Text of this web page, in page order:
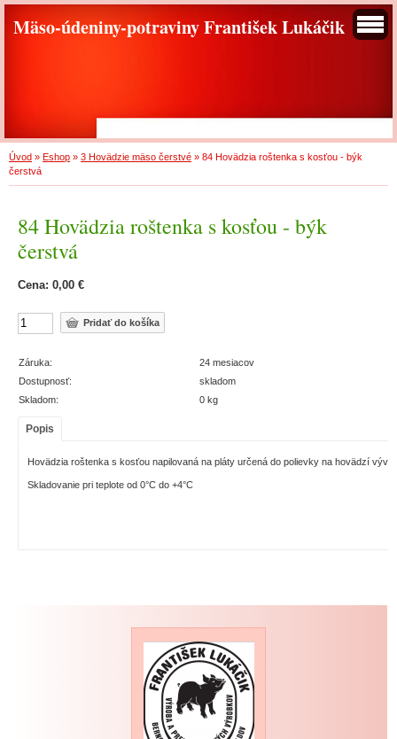
Mäso-údeniny-potraviny František Lukáčik
Úvod » Eshop » 3 Hovädzie mäso čerstvé » 84 Hovädzia roštenka s kosťou - býk
čerstvá
84 Hovädzia roštenka s kosťou - býk
čerstvá
Cena: 0,00 €
Záruka:
24 mesiacov
Dostupnosť:
skladom
Skladom:
0 kg
Popis
Hovädzia roštenka s kosťou napilovaná na pláty určená do polievky na hovädzí
Skladovanie pri teplote od 0°C do +4°C